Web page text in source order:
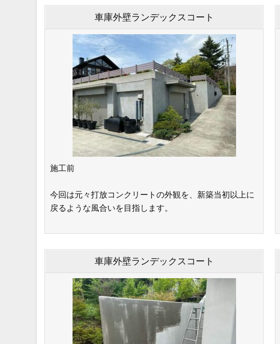
車庫外壁ランデックスコート
施工前
今回は元々打放コンクリートの外観を、新築当初以上に
戻るような風合いを目指します。
車庫外壁ランデックスコート